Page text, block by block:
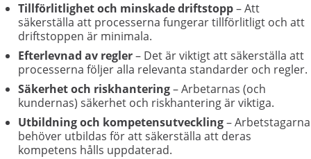
Tillförlitlighet och minskade driftstopp– Att
säkerställa att processerna fungerar tillförlitligt och att
driftstoppen är minimala.
Efterlevnad av regler– Det är viktigt att säkerställa att
processerna följer alla relevanta standarder och regler.
Säkerhet och riskhantering– Arbetarnas (och
kundernas) säkerhet och riskhantering är viktiga.
Utbildning och kompetensutveckling– Arbetstagarna
behöver utbildas för att säkerställa att deras
kompetens hålls uppdaterad.